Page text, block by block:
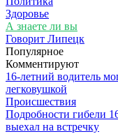
Здоровье
А знаете ли вы
Говорит Липецк
Популярное
Комментируют
16-летний водитель
легковушкой
Происшествия
Подробности гибели
выехал на встречку